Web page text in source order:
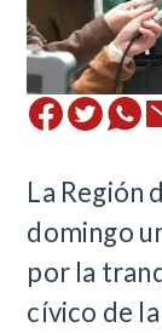
​La Región
domingo
por la
cívico de